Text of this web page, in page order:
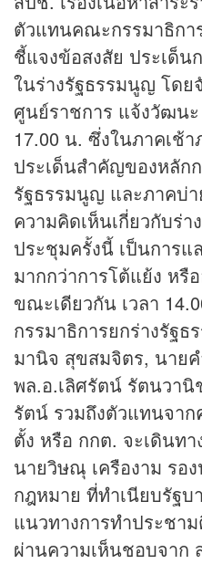
ตัวแทนคณะกรรมาธิกา
ชี้แจงข้อสงสัย ประเด็
ในร่างรัฐธรรมนูญ โด
ศูนย์ราชการ แจ้งวัฒนะ
17.00 น. ซึ่งในภาคเช้
ประเด็นสำคัญของหลัก
รัฐธรรมนูญ และภาคบ่
ความคิดเห็นเกี่ยวกับร่
ประชุมครั้งนี้ เป็นการแ
มากกว่าการโต้แย้ง หรื
ขณะเดียวกัน เวลา
กรรมาธิการยกร่างรัฐ
มานิจ สุขสมจิตร, นาย
พล.อ.เลิศรัตน์ รัตนวานิ
รัตน์ รวมถึงตัวแทนจา
ตั้ง หรือ กกต. จะเดินท
นายวิษณุ เครืองาม รอ
กฎหมาย ที่ทำเนียบรัฐบ
แนวทางการทำประชา
ผ่านความเห็นชอบจาก